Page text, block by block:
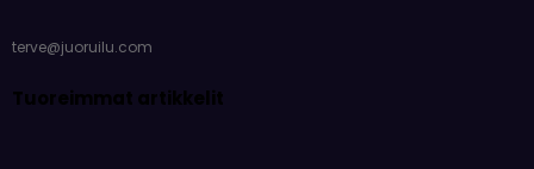
terve@juoruilu.com